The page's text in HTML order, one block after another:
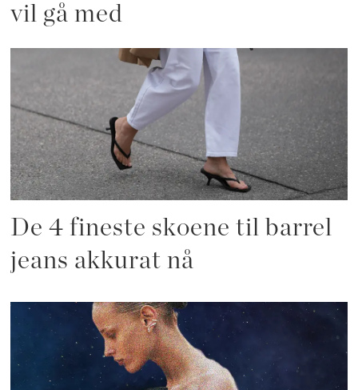
vil gå med
De 4 fineste skoene til barrel
jeans akkurat nå